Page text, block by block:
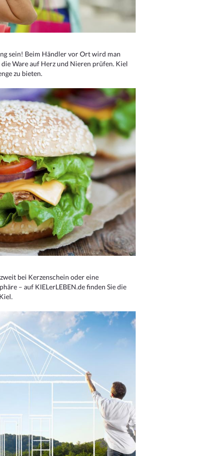
sein! Beim Händler vor Ort wird man
Ware auf Herz und Nieren prüfen. Kiel
zu bieten.
bei Kerzenschein oder eine
– auf KIELerLEBEN.de finden Sie die